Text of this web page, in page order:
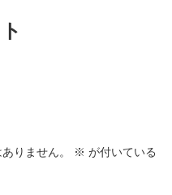
りません。 ※ が付いている